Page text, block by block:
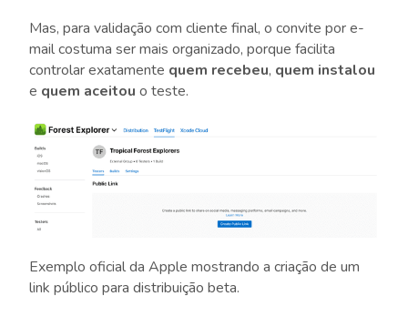
Mas, para validação com cliente final, o convite por e-
mail costuma ser mais organizado, porque facilita
controlar exatamente quem recebeu, quem instalou
e quem aceitou o teste.
Exemplo oficial da Apple mostrando a criação de um
link público para distribuição beta.